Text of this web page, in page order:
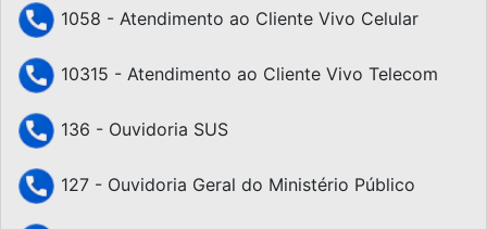
1058 - Atendimento ao Cliente Vivo Celular
10315 - Atendimento ao Cliente Vivo Telecom
136 - Ouvidoria SUS
127 - Ouvidoria Geral do Ministério Público